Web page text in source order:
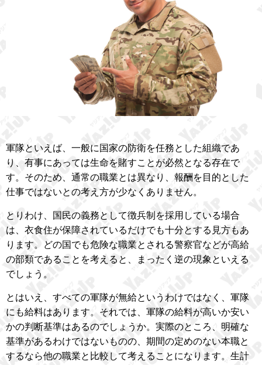
軍隊といえば、一般に国家の防衛を任務とした組織であ
り、有事にあっては生命を賭すことが必然となる存在で
す。そのため、通常の職業とは異なり、報酬を目的とした
仕事ではないとの考え方が少なくありません。
とりわけ、国民の義務として徴兵制を採用している場合
は、衣食住が保障されているだけでも十分とする見方もあ
ります。どの国でも危険な職業とされる警察官などが高給
の部類であることを考えると、まったく逆の現象といえる
でしょう。
とはいえ、すべての軍隊が無給というわけではなく、軍隊
にも給料はあります。それでは、軍隊の給料が高いか安い
かの判断基準はあるのでしょうか。実際のところ、明確な
基準があるわけではないものの、期間の定めのない本職と
するなら他の職業と比較して考えることになります。生計